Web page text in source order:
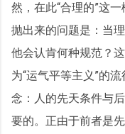
然，在此“合理的”这
抛出来的问题是：当
他会认肯何种规范？
为“运气平等主义”的
念：人的先天条件与
要的。正由于前者是